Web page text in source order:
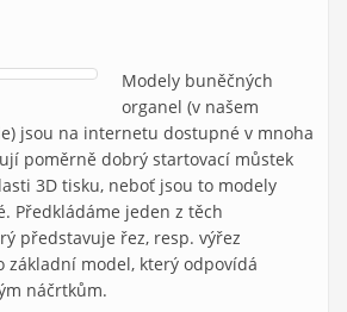
Modely buněčných
organel (v našem
jsou na internetu dostupné v mnoha
poměrně dobrý startovací můstek
3D tisku, neboť jsou to modely
Předkládáme jeden z těch
představuje řez, resp. výřez
základní model, který odpovídá
náčrtkům.